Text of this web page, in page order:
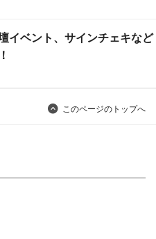
イベント、サインチェキなど
このページのトップへ